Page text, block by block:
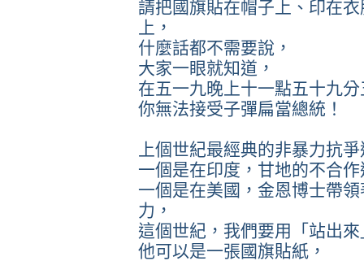
請把國旗貼在帽子上、印在
上，
什麼話都不需要說，
大家一眼就知道，
在五一九晚上十一點五十九
你無法接受子彈扁當總統！
上個世紀最經典的非暴力抗
一個是在印度，甘地的不合
一個是在美國，金恩博士帶
力，
這個世紀，我們要用「站出
他可以是一張國旗貼紙，